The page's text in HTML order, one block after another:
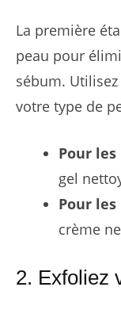
La première
peau pour
sébum.
votre type de
Pour les
gel
Pour les
crème
2. Exfoliez